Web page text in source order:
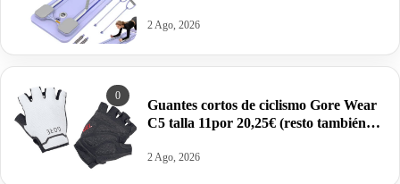
2 Ago, 2026
0
Guantes cortos de ciclismo Gore Wear
C5 talla 11por 20,25€ (resto también
2 Ago, 2026